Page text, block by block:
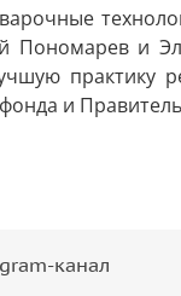
Пономарев и
практику
и
канал